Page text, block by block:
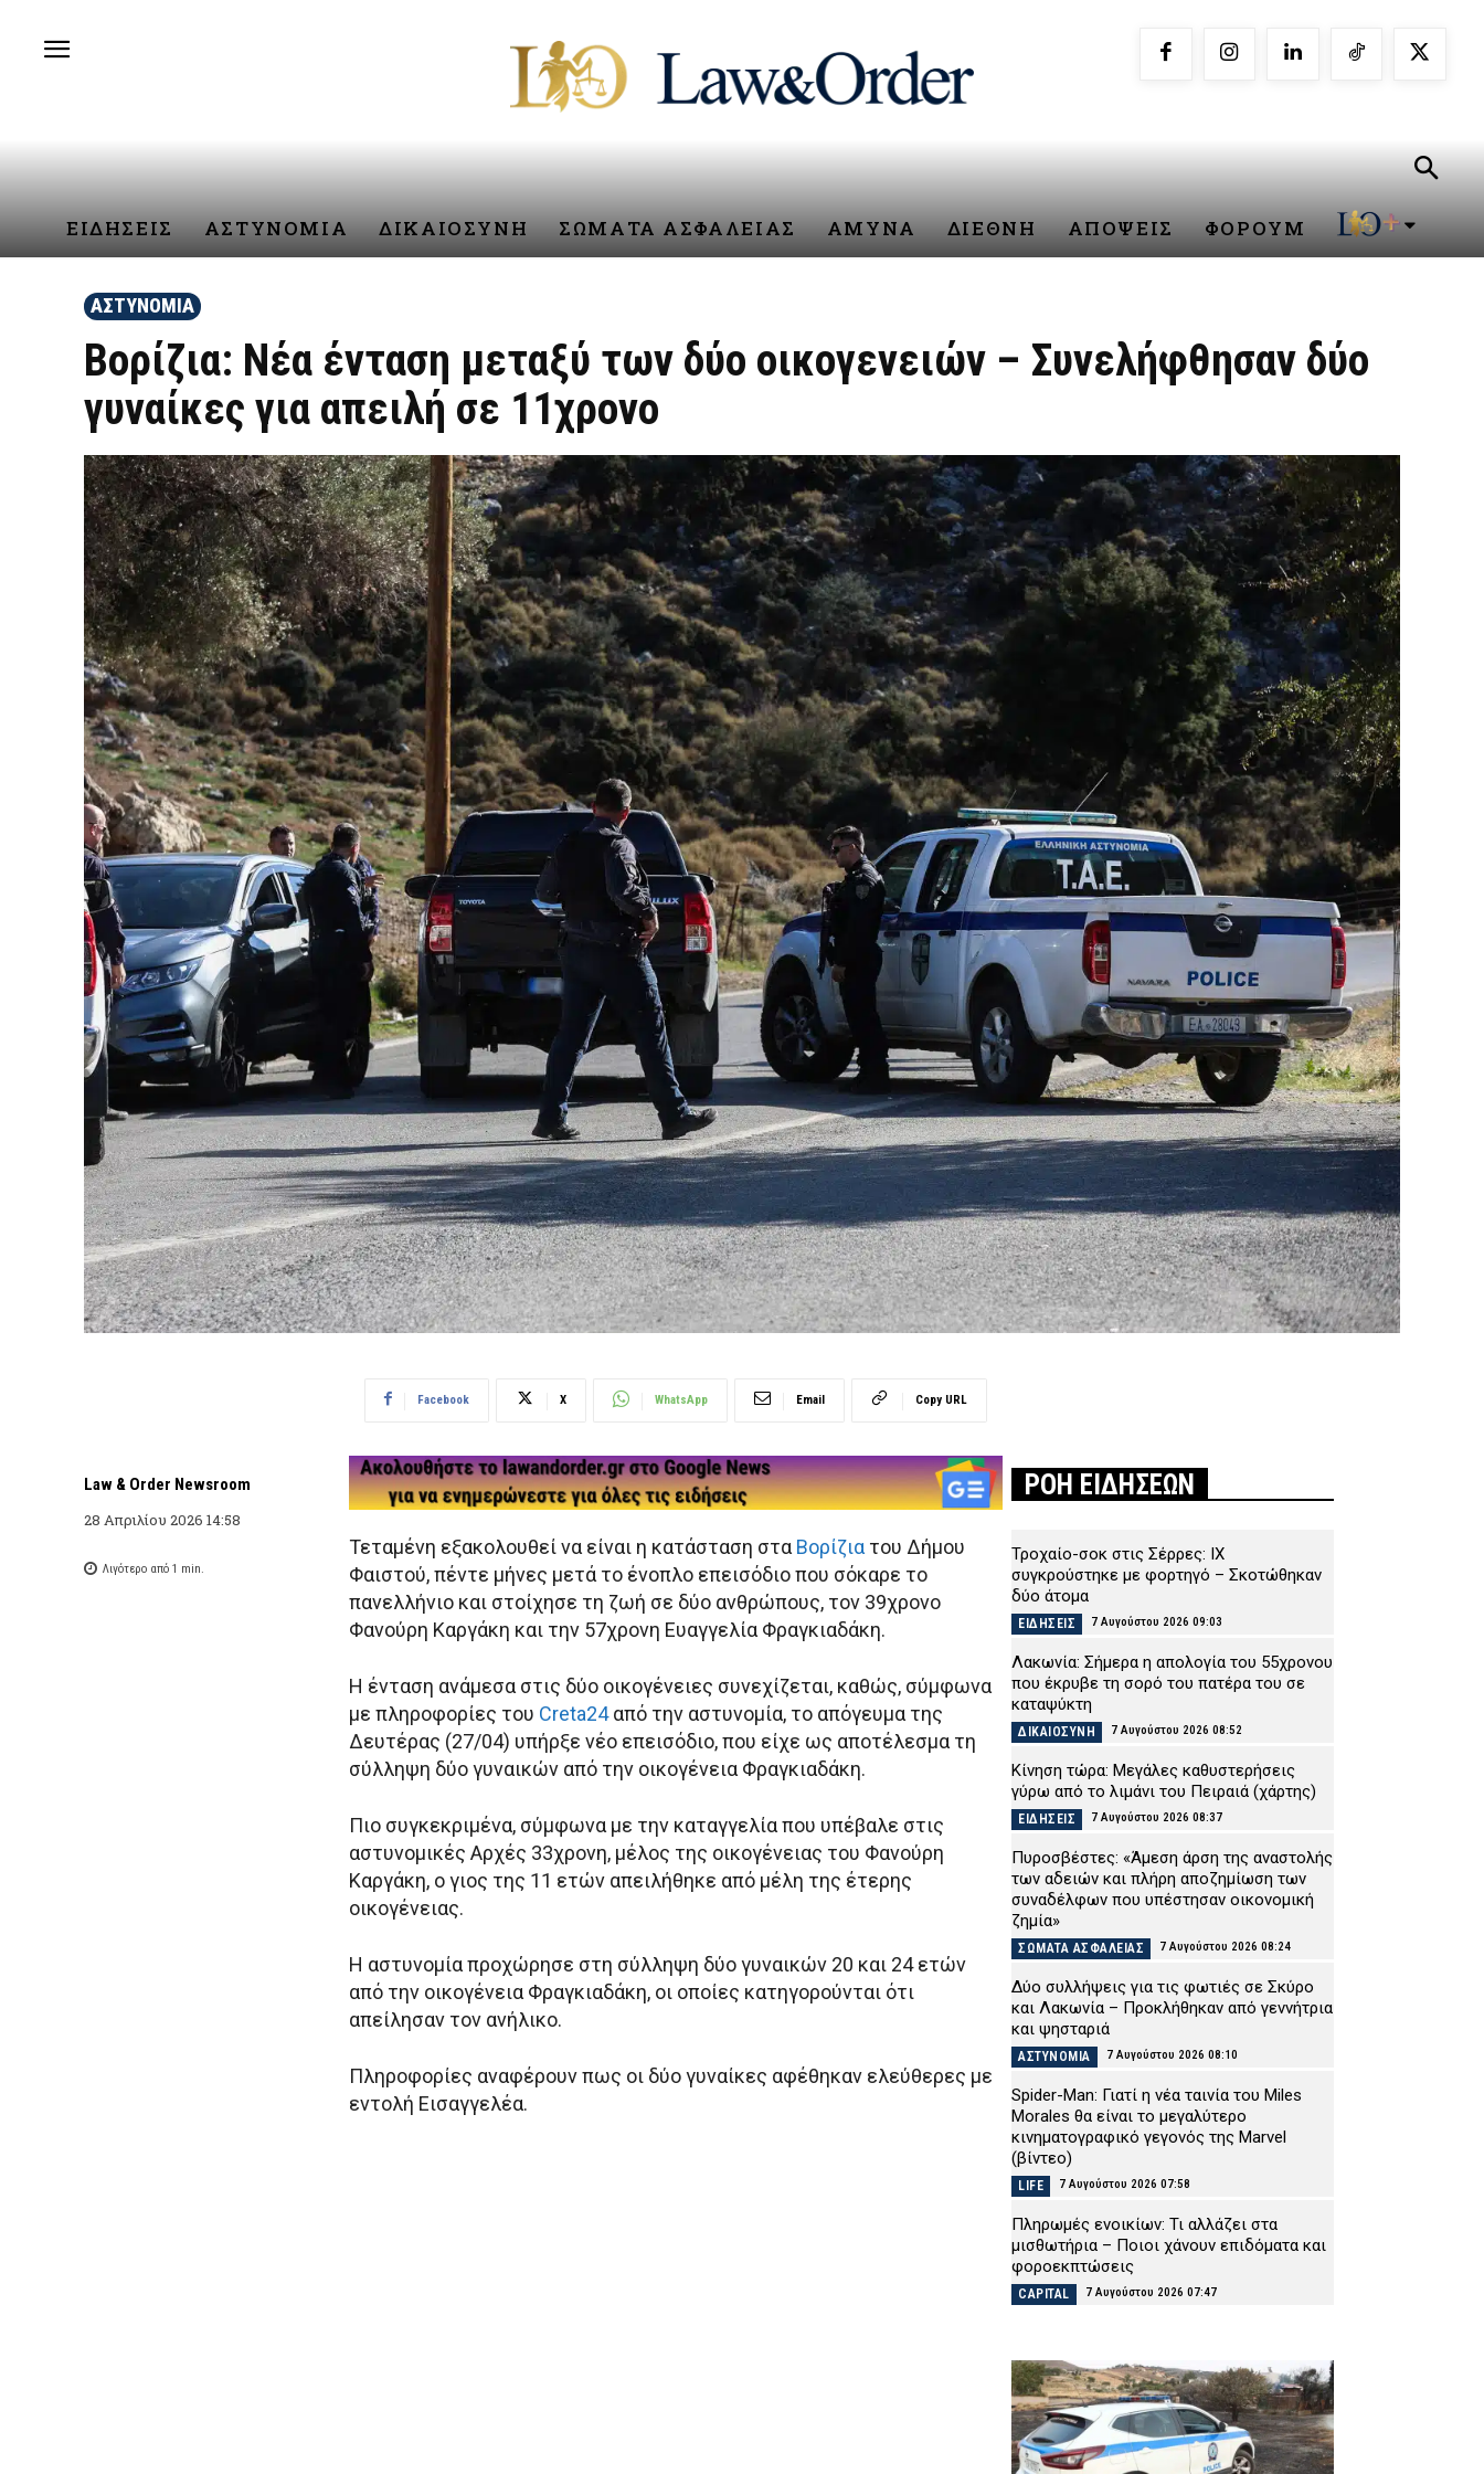
ΕΙΔΗΣΕΙΣ ΑΣΤΥΝΟΜΙΑ ΔΙΚΑΙΟΣΥΝΗ ΣΩΜΑΤΑ ΑΣΦΑΛΕΙΑΣ ΑΜΥΝΑ ΔΙΕΘΝΗ ΑΠΟΨΕΙΣ ΦΟΡΟΥΜ
ΑΣΤΥΝΟΜΙΑ
Βορίζια: Νέα ένταση μεταξύ των δύο οικογενειών – Συνελήφθησαν δύο
γυναίκες για απειλή σε 11χρονο
Law & Order Newsroom
28 Απριλίου 2026 14:58
Λιγότερο από 1 min.
Facebook X WhatsApp Email Copy URL
Τεταμένη εξακολουθεί να είναι η κατάσταση στα Βορίζια του Δήμου
Φαιστού, πέντε μήνες μετά το ένοπλο επεισόδιο που σόκαρε το
πανελλήνιο και στοίχησε τη ζωή σε δύο ανθρώπους, τον 39χρονο
Φανούρη Καργάκη και την 57χρονη Ευαγγελία Φραγκιαδάκη.
Η ένταση ανάμεσα στις δύο οικογένειες συνεχίζεται, καθώς, σύμφωνα
με πληροφορίες του Creta24από την αστυνομία, το απόγευμα της
Δευτέρας (27/04) υπήρξε νέο επεισόδιο, που είχε ως αποτέλεσμα τη
σύλληψη δύο γυναικών από την οικογένεια Φραγκιαδάκη.
Πιο συγκεκριμένα, σύμφωνα με την καταγγελία που υπέβαλε στις
αστυνομικές Αρχές 33χρονη, μέλος της οικογένειας του Φανούρη
Καργάκη, ο γιος της 11 ετών απειλήθηκε από μέλη της έτερης
οικογένειας.
Η αστυνομία προχώρησε στη σύλληψη δύο γυναικών 20 και 24 ετών
από την οικογένεια Φραγκιαδάκη, οι οποίες κατηγορούνται ότι
απείλησαν τον ανήλικο.
Πληροφορίες αναφέρουν πως οι δύο γυναίκες αφέθηκαν ελεύθερες με
εντολή Εισαγγελέα.
ΡΟΗ ΕΙΔΗΣΕΩΝ
Τροχαίο-σοκ στις Σέρρες: ΙΧ
συγκρούστηκε με φορτηγό – Σκοτώθηκαν
δύο άτομα
ΕΙΔΗΣΕΙΣ 7 Αυγούστου 2026 09:03
Λακωνία: Σήμερα η απολογία του 55χρονου
που έκρυβε τη σορό του πατέρα του σε
καταψύκτη
ΔΙΚΑΙΟΣΥΝΗ 7 Αυγούστου 2026 08:52
Κίνηση τώρα: Μεγάλες καθυστερήσεις
γύρω από το λιμάνι του Πειραιά (χάρτης)
ΕΙΔΗΣΕΙΣ 7 Αυγούστου 2026 08:37
Πυροσβέστες: «Άμεση άρση της αναστολής
των αδειών και πλήρη αποζημίωση των
συναδέλφων που υπέστησαν οικονομική
ζημία»
ΣΩΜΑΤΑ ΑΣΦΑΛΕΙΑΣ 7 Αυγούστου 2026 08:24
Δύο συλλήψεις για τις φωτιές σε Σκύρο
και Λακωνία – Προκλήθηκαν από γεννήτρια
και ψησταριά
ΑΣΤΥΝΟΜΙΑ 7 Αυγούστου 2026 08:10
Spider-Man: Γιατί η νέα ταινία του Miles
Morales θα είναι το μεγαλύτερο
κινηματογραφικό γεγονός της Marvel
(βίντεο)
LIFE 7 Αυγούστου 2026 07:58
Πληρωμές ενοικίων: Τι αλλάζει στα
μισθωτήρια – Ποιοι χάνουν επιδόματα και
φοροεκπτώσεις
CAPITAL 7 Αυγούστου 2026 07:47
Προκλήθηκαν εκτεταμένες ζημιές (βίντεο)
ΕΙΔΗΣΕΙΣ 7 Αυγούστου 2026 07:35
Εορτολόγιο: Ποιος γιορτάζει σήμερα
Παρασκευή 7 Αυγούστου